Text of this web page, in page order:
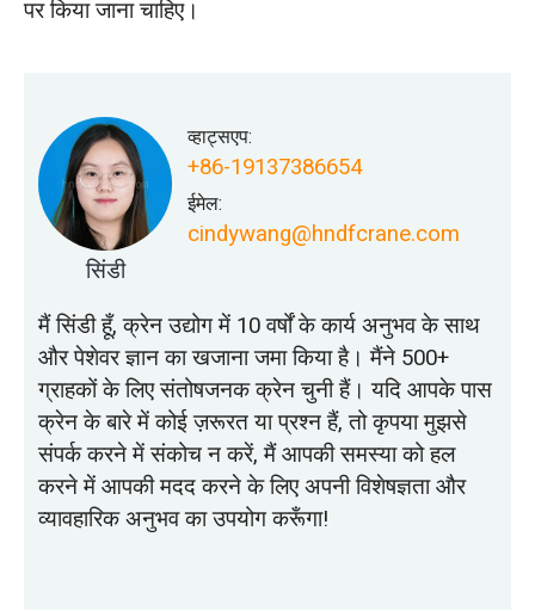
पर किया जाना चाहिए।
सिंडी
व्हाट्सएप:
+86-19137386654
ईमेल:
cindywang@hndfcrane.com
मैं सिंडी हूँ, क्रेन उद्योग में 10 वर्षों के कार्य अनुभव के साथ
और पेशेवर ज्ञान का खजाना जमा किया है। मैंने 500+
ग्राहकों के लिए संतोषजनक क्रेन चुनी हैं। यदि आपके पास
क्रेन के बारे में कोई ज़रूरत या प्रश्न हैं, तो कृपया मुझसे
संपर्क करने में संकोच न करें, मैं आपकी समस्या को हल
करने में आपकी मदद करने के लिए अपनी विशेषज्ञता और
व्यावहारिक अनुभव का उपयोग करूँगा!